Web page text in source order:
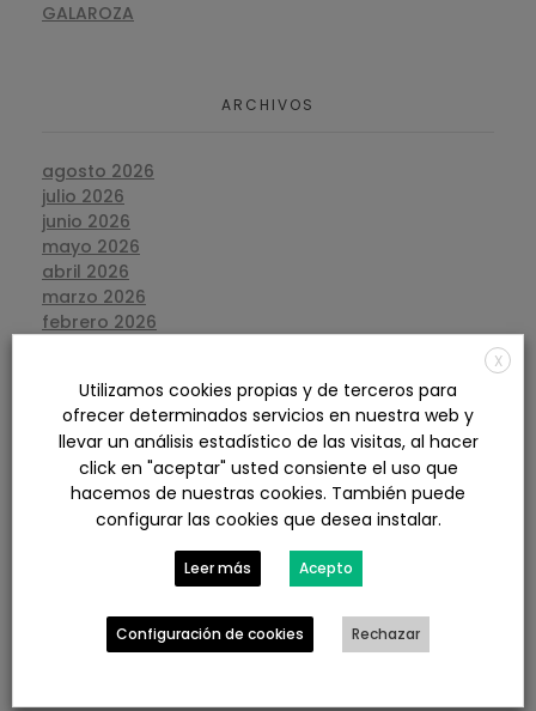
GALAROZA
ARCHIVOS
agosto 2026
julio 2026
junio 2026
mayo 2026
abril 2026
marzo 2026
febrero 2026
noviembre 2025
octubre 2025
septiembre 2025
agosto 2025
julio 2025
junio 2025
febrero 2025
enero 2025
X
Utilizamos cookies propias y de terceros para
ofrecer determinados servicios en nuestra web y
llevar un análisis estadístico de las visitas, al hacer
click en "aceptar" usted consiente el uso que
hacemos de nuestras cookies. También puede
configurar las cookies que desea instalar.
Leer más Acepto
Configuración de cookies Rechazar